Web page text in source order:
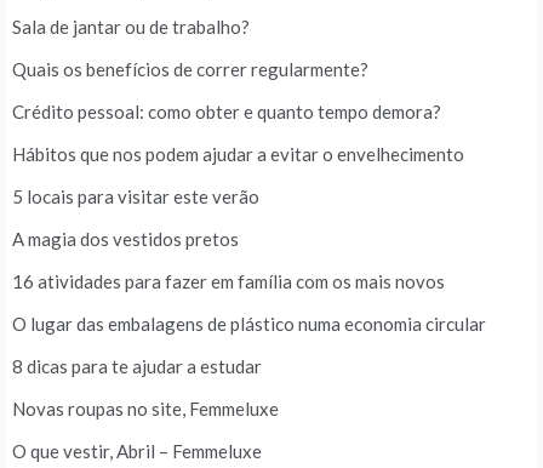
Sala de jantar ou de trabalho?
Quais os benefícios de correr regularmente?
Crédito pessoal: como obter e quanto tempo demora?
Hábitos que nos podem ajudar a evitar o envelhecimento
5 locais para visitar este verão
A magia dos vestidos pretos
16 atividades para fazer em família com os mais novos
O lugar das embalagens de plástico numa economia circular
8 dicas para te ajudar a estudar
Novas roupas no site, Femmeluxe
O que vestir, Abril – Femmeluxe